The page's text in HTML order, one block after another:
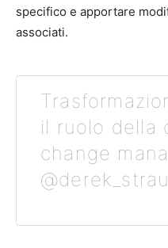
specifico e apportare
associati.
il ruolo della
change